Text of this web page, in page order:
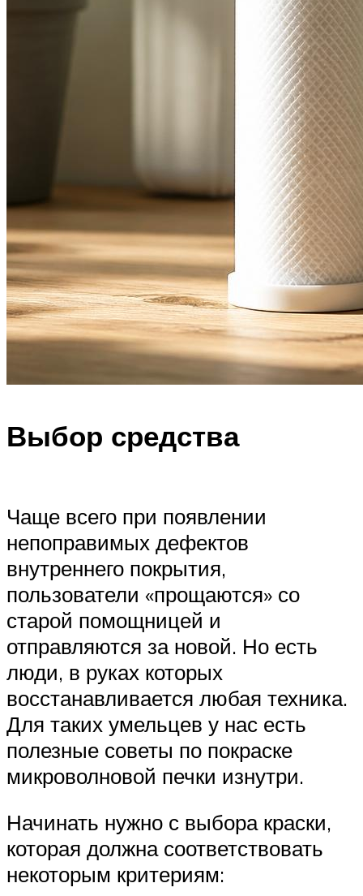
Выбор средства
Чаще всего при появлении
непоправимых дефектов
внутреннего покрытия,
пользователи «прощаются» со
старой помощницей и
отправляются за новой. Но есть
люди, в руках которых
восстанавливается любая техника.
Для таких умельцев у нас есть
полезные советы по покраске
микроволновой печки изнутри.
Начинать нужно с выбора краски,
которая должна соответствовать
некоторым критериям: